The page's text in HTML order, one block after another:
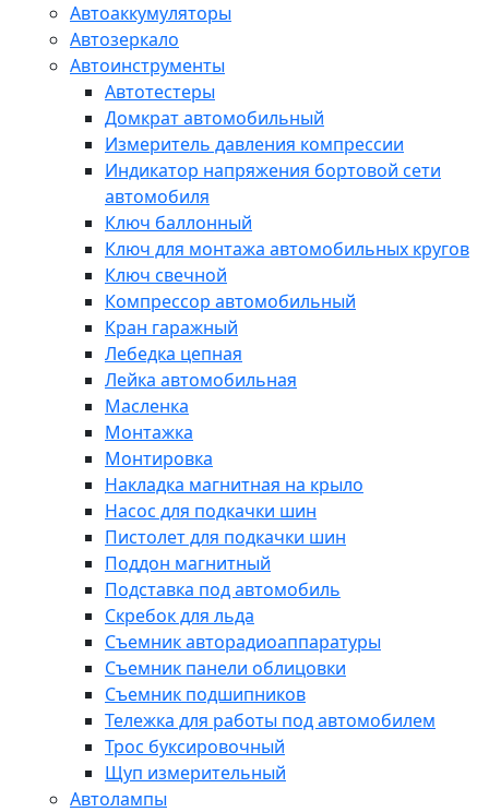
Автоаккумуляторы
Автозеркало
Автоинструменты
Автотестеры
Домкрат автомобильный
Измеритель давления компрессии
Индикатор напряжения бортовой сети
автомобиля
Ключ баллонный
Ключ для монтажа автомобильных кругов
Ключ свечной
Компрессор автомобильный
Кран гаражный
Лебедка цепная
Лейка автомобильная
Масленка
Монтажка
Монтировка
Накладка магнитная на крыло
Насос для подкачки шин
Пистолет для подкачки шин
Поддон магнитный
Подставка под автомобиль
Скребок для льда
Съемник авторадиоаппаратуры
Съемник панели облицовки
Съемник подшипников
Тележка для работы под автомобилем
Трос буксировочный
Щуп измерительный
Автолампы